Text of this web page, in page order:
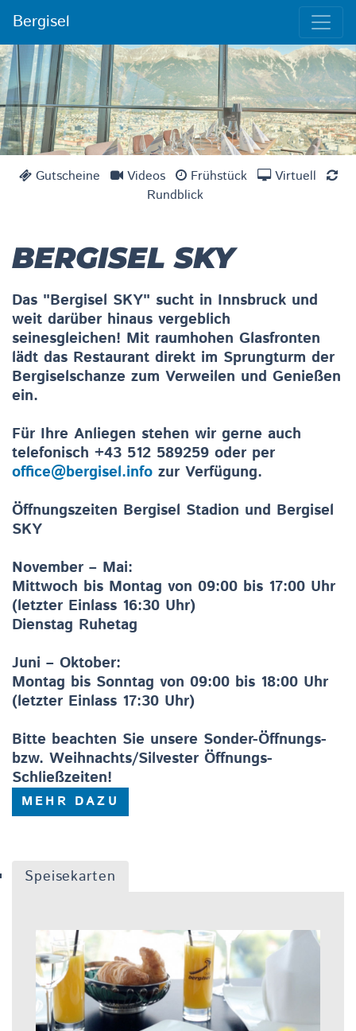
Bergisel
Gutscheine Videos Frühstück
Virtuell
Rundblick
BERGISEL SKY
Das "Bergisel SKY" sucht in Innsbruck und
weit darüber hinaus vergeblich
seinesgleichen! Mit raumhohen Glasfronten
lädt das Restaurant direkt im Sprungturm der
Bergiselschanze zum Verweilen und Genießen
ein.
Für Ihre Anliegen stehen wir gerne auch
telefonisch +43 512 589259 oder per
office@bergisel.info zur Verfügung.
Öffnungszeiten Bergisel Stadion und Bergisel
SKY
November – Mai:
Mittwoch bis Montag von 09:00 bis 17:00 Uhr
(letzter Einlass 16:30 Uhr)
Dienstag Ruhetag
Juni – Oktober:
Montag bis Sonntag von 09:00 bis 18:00 Uhr
(letzter Einlass 17:30 Uhr)
Bitte beachten Sie unsere Sonder-Öffnungs-
bzw. Weihnachts/Silvester Öffnungs-
Schließzeiten!
MEHR DAZU
Speisekarten